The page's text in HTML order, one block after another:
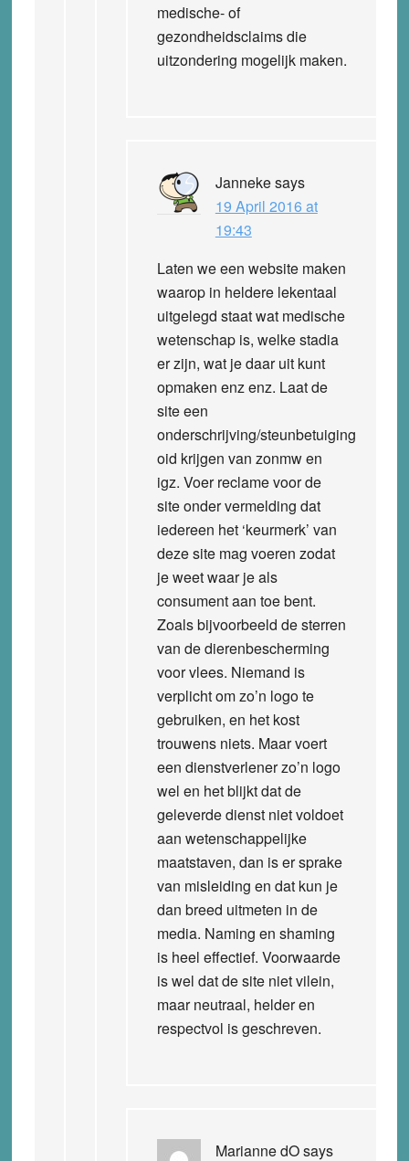
medische- of
gezondheidsclaims die
uitzondering mogelijk maken.
Jannekesays
19 April 2016 at
19:43
Laten we een website maken
waarop in heldere lekentaal
uitgelegd staat wat medische
wetenschap is, welke stadia
er zijn, wat je daar uit kunt
opmaken enz enz. Laat de
site een
onderschrijving/steunbetuiging
oid krijgen van zonmw en
igz. Voer reclame voor de
site onder vermelding dat
iedereen het ‘keurmerk’ van
deze site mag voeren zodat
je weet waar je als
consument aan toe bent.
Zoals bijvoorbeeld de sterren
van de dierenbescherming
voor vlees. Niemand is
verplicht om zo’n logo te
gebruiken, en het kost
trouwens niets. Maar voert
een dienstverlener zo’n logo
wel en het blijkt dat de
geleverde dienst niet voldoet
aan wetenschappelijke
maatstaven, dan is er sprake
van misleiding en dat kun je
dan breed uitmeten in de
media. Naming en shaming
is heel effectief. Voorwaarde
is wel dat de site niet vilein,
maar neutraal, helder en
respectvol is geschreven.
Marianne dOsays